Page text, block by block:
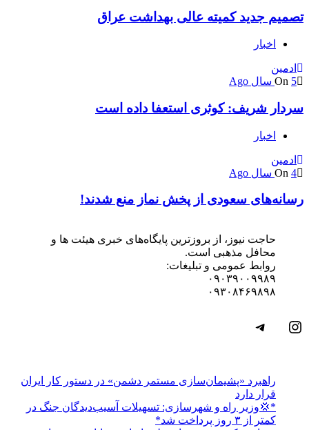
تصمیم جدید کمیته عالی بهداشت عراق
اخبار
ادمین
On 5 سال Ago
سردار شریف: کوثری استعفا داده است
اخبار
ادمین
On 4 سال Ago
رسانه‌های سعودی از پخش نماز منع شدند!
حاجت نیوز، از بروزترین پایگاه‌های خبری هیئت ها و
محافل مذهبی است.
روابط عمومی و تبلیغات:
۰۹۰۳۹۰۰۹۹۸۹
۰۹۳۰۸۴۶۹۸۹۸
اینستاگرم
تلگرام
راهبرد «پشیمان‌سازی مستمر دشمن» در دستور کار ایران
قرار دارد
*💢وزیر راه و شهرسازی: تسهیلات آسیب‌دیدگان جنگ در
کمتر از ۳ روز پرداخت شد*